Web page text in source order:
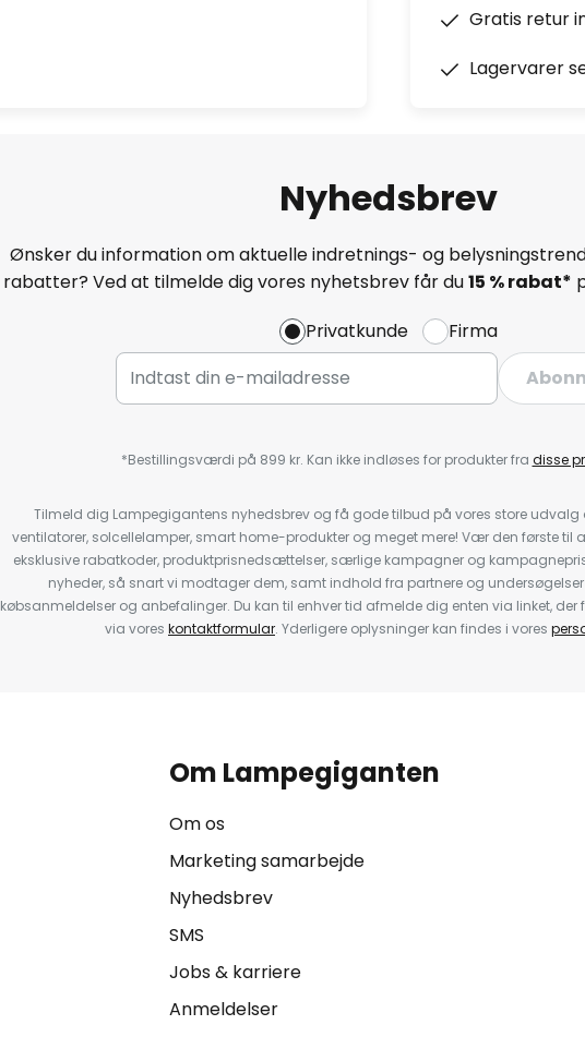
Gratis retur
Lagervarer
Nyhedsbrev
Ønsker du information om aktuelle indretnings- og
rabatter? Ved at tilmelde dig vores nyhetsbrev får du15 % rabat*
Privatkunde
Firma
*Bestillingsværdi på 899 kr. Kan ikke indløses for produkter fra disse
Tilmeld dig Lampegigantens nyhedsbrev og få gode tilbud på vores store
ventilatorer, solcellelamper, smart home-produkter og meget mere! Vær den første
eksklusive rabatkoder, produktprisnedsættelser, særlige kampagner og
nyheder, så snart vi modtager dem, samt indhold fra partnere og
købsanmeldelser og anbefalinger. Du kan til enhver tid afmelde dig enten via linket, der
via vores kontaktformular. Yderligere oplysninger kan findes i vores
Om Lampegiganten
Om os
Marketing samarbejde
Nyhedsbrev
SMS
Jobs & karriere
Anmeldelser